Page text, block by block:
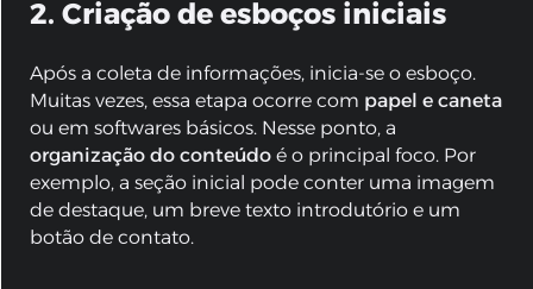
2. Criação de esboços iniciais
Após a coleta de informações, inicia-se o esboço.
Muitas vezes, essa etapa ocorre com papel e caneta
ou em softwares básicos. Nesse ponto, a
organização do conteúdo é o principal foco. Por
exemplo, a seção inicial pode conter uma imagem
de destaque, um breve texto introdutório e um
botão de contato.